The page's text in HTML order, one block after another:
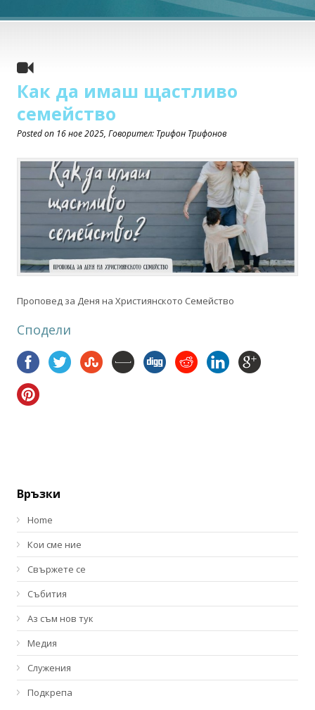
Как да имаш щастливо
семейство
Posted on 16 ное 2025, Говорител: Трифон Трифонов
Проповед за Деня на Християнското Семейство
Сподели
Връзки
Home
Кои сме ние
Свържете се
Събития
Аз съм нов тук
Медия
Служения
Подкрепа